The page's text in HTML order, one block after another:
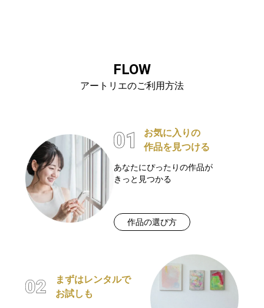
FLOW
アートリエのご利用方法
お気に入りの
作品を見つける
あなたにぴったりの作品が
きっと見つかる
作品の選び方
まずはレンタルで
お試しも